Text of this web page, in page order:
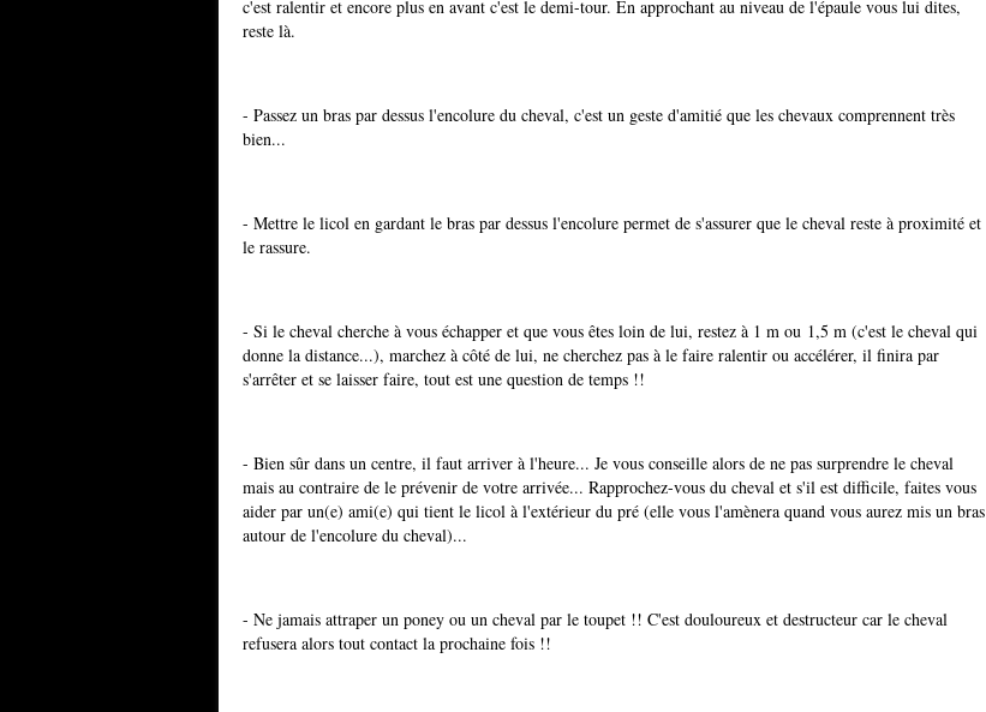
c'est ralentir et encore plus en avant c'est le demi-tour. En approchant au niveau de l'épaule vous lui dites,
reste là.
- Passez un bras par dessus l'encolure du cheval, c'est un geste d'amitié que les chevaux comprennent très
bien...
- Mettre le licol en gardant le bras par dessus l'encolure permet de s'assurer que le cheval reste à proximité et
le rassure.
- Si le cheval cherche à vous échapper et que vous êtes loin de lui, restez à 1 m ou 1,5 m (c'est le cheval qui
donne la distance...), marchez à côté de lui, ne cherchez pas à le faire ralentir ou accélérer, il finira par
s'arrêter et se laisser faire, tout est une question de temps !!
- Bien sûr dans un centre, il faut arriver à l'heure... Je vous conseille alors de ne pas surprendre le cheval
mais au contraire de le prévenir de votre arrivée... Rapprochez-vous du cheval et s'il est difficile, faites vous
aider par un(e) ami(e) qui tient le licol à l'extérieur du pré (elle vous l'amènera quand vous aurez mis un bras
autour de l'encolure du cheval)...
- Ne jamais attraper un poney ou un cheval par le toupet !! C'est douloureux et destructeur car le cheval
refusera alors tout contact la prochaine fois !!